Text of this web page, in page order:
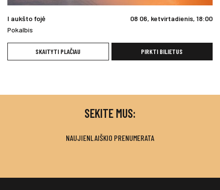
I aukšto fojė
08 06, ketvirtadienis, 18:00
Pokalbis
SKAITYTI PLAČIAU PIRKTI BILIETUS
SEKITE MUS:
NAUJIENLAIŠKIO PRENUMERATA